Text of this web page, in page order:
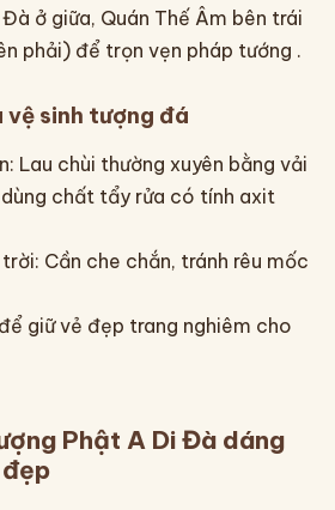
ở giữa, Quán Thế Âm bên trái
phải) để trọn vẹn pháp tướng .
vệ sinh tượng đá
Lau chùi thường xuyên bằng vải
dùng chất tẩy rửa có tính axit
Cần che chắn, tránh rêu mốc
giữ vẻ đẹp trang nghiêm cho
Phật A Di Đà dáng